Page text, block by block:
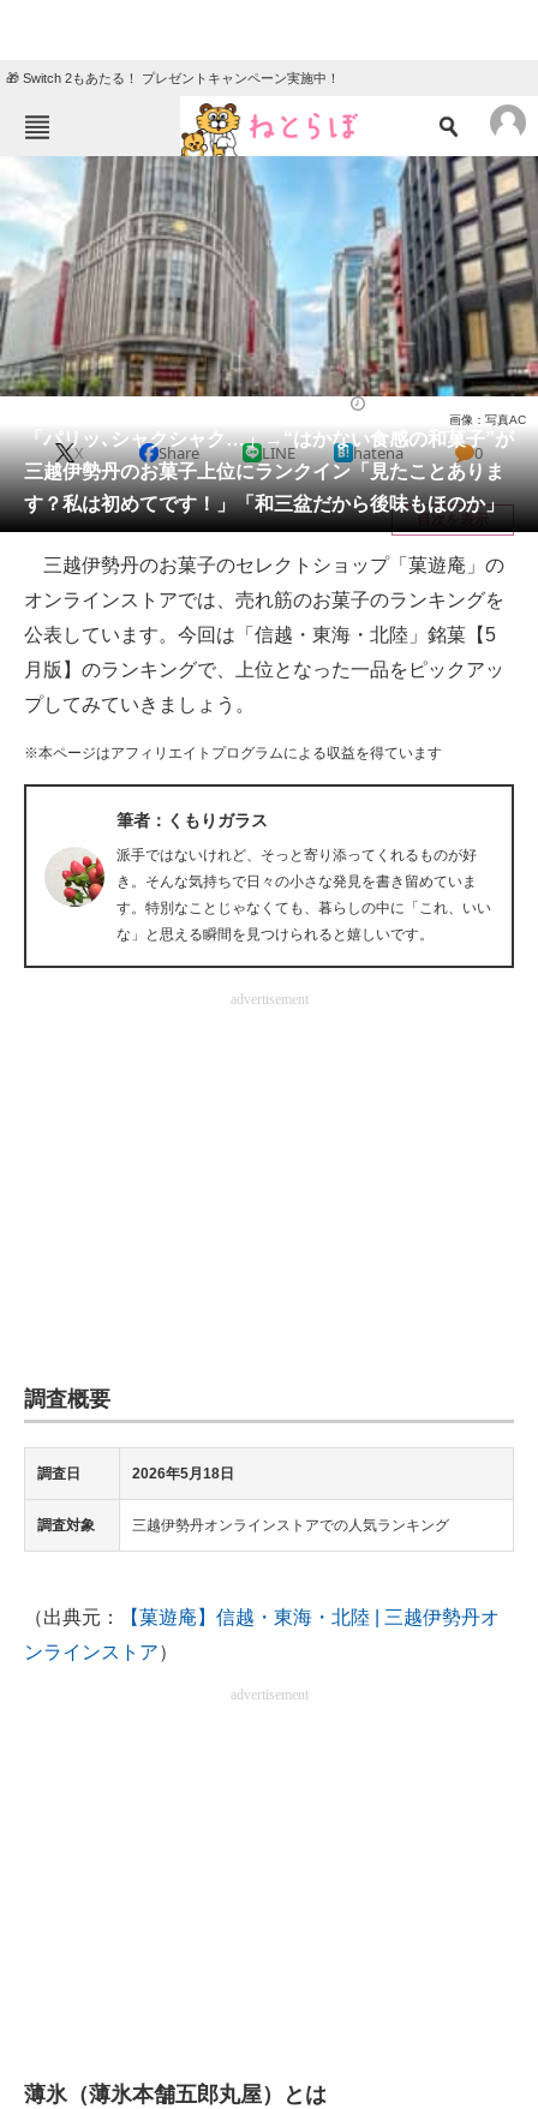
🎁 Switch 2もあたる！ プレゼントキャンペーン実施中！
ねとらぼメニュー
TOP
エンタメ
グルメ 地域
住まい 教育・育児
動物 リサーチ
会員記事
メディア
注目記事を集めた総合ページ
ITの今と未来を見通す
スマホと通信の最新トレンド
好きが集まる 比べて選べる
AI活用のいまが分かる
企業ITのトレンドを詳説
マーケ×ITの今がよく分かる
エネルギーの専門メディア
建設×テクノロジーの最前線
ちょっと気になるネットの話題
「パリッ､シャクシャク…」→“はかない食感の和菓子”が
三越伊勢丹のお菓子上位にランクイン「見たことありま
す？私は初めてです！」「和三盆だから後味もほのか」
画像：写真AC
X Share LINE hatena 0
目次を表示
三越伊勢丹のお菓子のセレクトショップ「菓遊庵」の
オンラインストアでは、売れ筋のお菓子のランキングを
公表しています。今回は「信越・東海・北陸」銘菓【5
月版】のランキングで、上位となった一品をピックアッ
プしてみていきましょう。
※本ページはアフィリエイトプログラムによる収益を得ています
筆者：くもりガラス
派手ではないけれど、そっと寄り添ってくれるものが好
き。そんな気持ちで日々の小さな発見を書き留めていま
す。特別なことじゃなくても、暮らしの中に「これ、いい
な」と思える瞬間を見つけられると嬉しいです。
advertisement
調査概要
調査日 2026年5月18日
調査対象 三越伊勢丹オンラインストアでの人気ランキング
（出典元：
【菓遊庵】信越・東海・北陸 | 三越伊勢丹オ
ンラインストア）
advertisement
薄氷（薄氷本舗五郎丸屋）とは